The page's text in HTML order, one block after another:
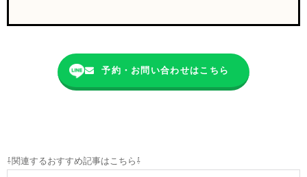
予約・お問い合わせはこちら
⇩関連するおすすめ記事はこちら⇩